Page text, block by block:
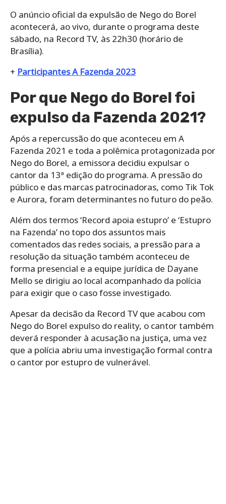
O anúncio oficial da expulsão de Nego do Borel
acontecerá, ao vivo, durante o programa deste
sábado, na Record TV, às 22h30 (horário de
Brasília).
+ Participantes A Fazenda 2023
Por que Nego do Borel foi
expulso da Fazenda 2021?
Após a repercussão do que aconteceu em A
Fazenda 2021 e toda a polêmica protagonizada por
Nego do Borel, a emissora decidiu expulsar o
cantor da 13ª edição do programa. A pressão do
público e das marcas patrocinadoras, como Tik Tok
e Aurora, foram determinantes no futuro do peão.
Além dos termos ‘Record apoia estupro’ e ‘Estupro
na Fazenda’ no topo dos assuntos mais
comentados das redes sociais, a pressão para a
resolução da situação também aconteceu de
forma presencial e a equipe jurídica de Dayane
Mello se dirigiu ao local acompanhado da polícia
para exigir que o caso fosse investigado.
Apesar da decisão da Record TV que acabou com
Nego do Borel expulso do reality, o cantor também
deverá responder à acusação na justiça, uma vez
que a polícia abriu uma investigação formal contra
o cantor por estupro de vulnerável.